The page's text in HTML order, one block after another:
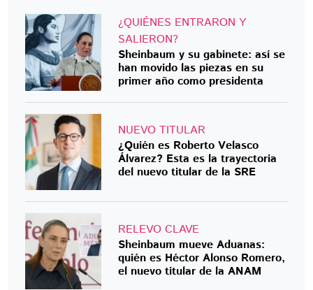
¿QUIÉNES ENTRARON Y
SALIERON?
Sheinbaum y su gabinete: así se
han movido las piezas en su
primer año como presidenta
NUEVO TITULAR
¿Quién es Roberto Velasco
Álvarez? Esta es la trayectoria
del nuevo titular de la SRE
RELEVO CLAVE
Sheinbaum mueve Aduanas:
quién es Héctor Alonso Romero,
el nuevo titular de la ANAM